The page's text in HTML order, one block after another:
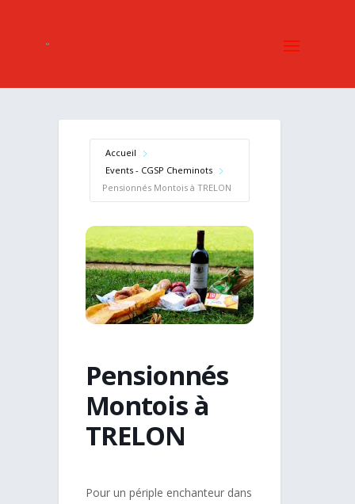
Accueil
Events - CGSP Cheminots
Pensionnés Montois à TRELON
Pensionnés
Montois à
TRELON
Pour un périple enchanteur dans